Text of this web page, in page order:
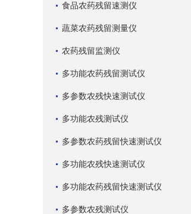
食品农药残留速测仪
蔬菜农药残留测量仪
农药残留监测仪
多功能农药残留测试仪
多参数农残快速测试仪
多功能农残测试仪
多参数农药残留快速测试仪
多功能农残快速测试仪
多功能农药残留快速测试仪
多参数农残测试仪